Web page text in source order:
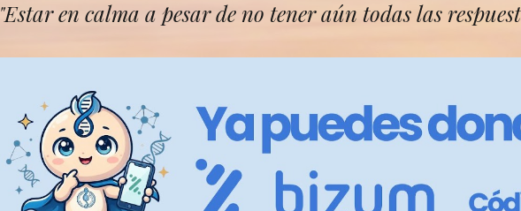
"Estar en calma a pesar de no tener aún todas las